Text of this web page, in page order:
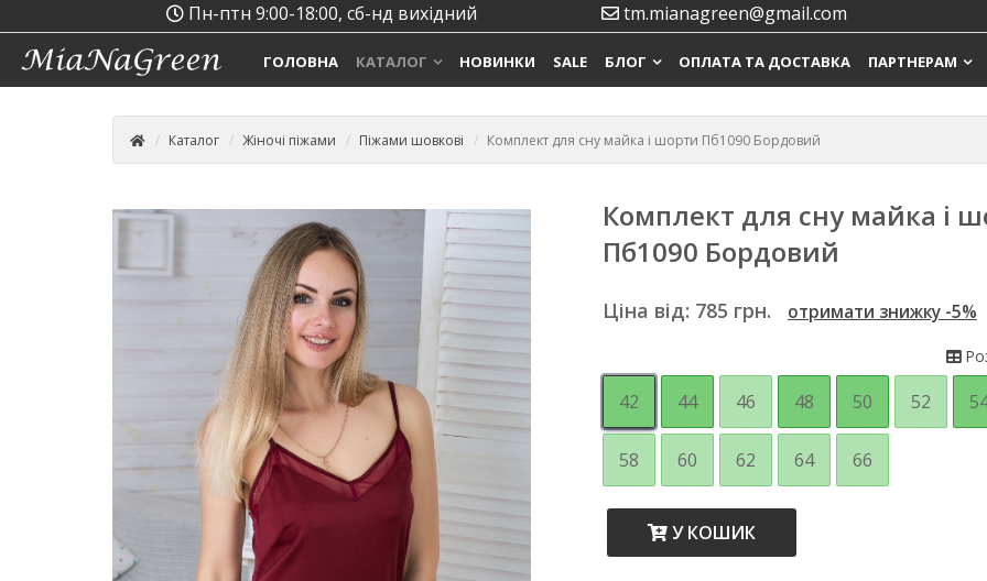
Пн-птн 9:00-18:00, сб-нд вихідний tm.mianagreen@gmail.com
ГОЛОВНА КАТАЛОГ НОВИНКИ SALE БЛОГ ОПЛАТА ТА ДОСТАВКА ПАРТНЕРАМ
Каталог Жіночі піжами Піжами шовкові Комплект для сну майка і шорти Пб1090 Бордовий
Комплект для сну майка і
Пб1090 Бордовий
Ціна від: 785 грн. отримати знижку -5%
42 44 46 48 50 52
58 60 62 64 66
У КОШИК